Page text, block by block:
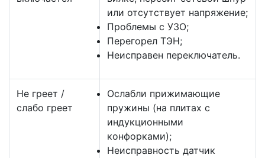
или отсутствует напряжение;
Проблемы с УЗО;
Перегорел ТЭН;
Неисправен переключатель.
Не греет /
слабо греет
Ослабли прижимающие
пружины (на плитах с
индукционными
конфорками);
Неисправность датчик